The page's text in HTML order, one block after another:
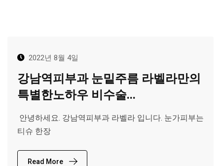
2022년 8월 4일
강남역피부과 눈밑주름 라벨라만의
특별한노하우 비수술...
​ 안녕하세요. 강남역피부과 라벨라 입니다. 눈가피부는
티슈 한장
Read More